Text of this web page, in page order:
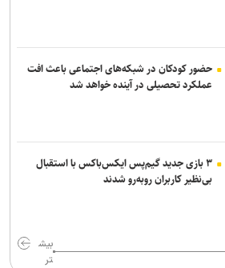
حضور کودکان در شبکه‌های اجتماعی باعث افت
عملکرد تحصیلی در آینده خواهد شد
۳ بازی جدید گیم‌پس ایکس‌باکس با استقبال
بی‌نظیر کاربران روبه‌رو شدند
بیش
تر